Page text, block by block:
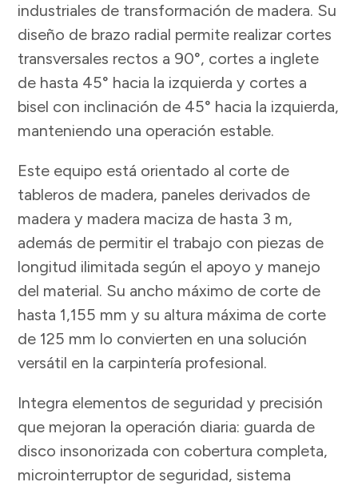
industriales de transformación de madera. Su
diseño de brazo radial permite realizar cortes
transversales rectos a 90°, cortes a inglete
de hasta 45° hacia la izquierda y cortes a
bisel con inclinación de 45° hacia la izquierda,
manteniendo una operación estable.
Este equipo está orientado al corte de
tableros de madera, paneles derivados de
madera y madera maciza de hasta 3 m,
además de permitir el trabajo con piezas de
longitud ilimitada según el apoyo y manejo
del material. Su ancho máximo de corte de
hasta 1,155 mm y su altura máxima de corte
de 125 mm lo convierten en una solución
versátil en la carpintería profesional.
Integra elementos de seguridad y precisión
que mejoran la operación diaria: guarda de
disco insonorizada con cobertura completa,
microinterruptor de seguridad, sistema